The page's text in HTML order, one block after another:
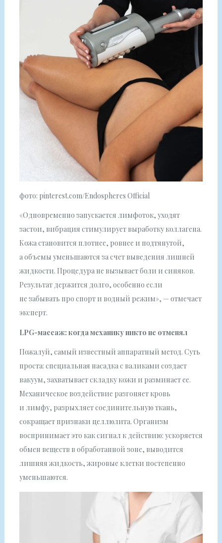
фото: pinterest.com/Endospheres Official
«Одновременно запускается лимфоток, уходят
застои, вибрация стимулирует выработку коллагена.
Кожа становится плотнее, ровнее и подтянутой,
а объемы уменьшаются за счет выведения лишней
жидкости. Процедура не вызывает боли и синяков.
Результат держится долго, особенно если
не забывать про спорт и водный режим», — отмечает
эксперт.
LPG-массаж: когда механику никто не отменял
Пожалуй, самый известный аппаратный метод. Суть
проста: специальная насадка с валиками создает
вакуум, захватывает складку кожи и разминает ее.
Механическое воздействие разгоняет кровь
и лимфу, разрыхляет соединительную ткань,
сокращает признаки целлюлита. Организм
воспринимает это как сигнал к действию: ускоряется
обмен веществ в обработанной зоне, выводится
лишняя жидкость, жировые клетки постепенно
уменьшаются.